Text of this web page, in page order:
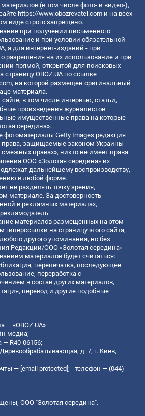
(в том числе фото- и видео-),
https://www.obozrevatel.com и на всех
виде строго запрещено.
при получении письменного
и при условии обязательной
а для интернет-изданий - при
разрешения на их использование и при
прямой, открытой для поисковых
страницу OBOZ.UA по ссылке
, на которой размещен оригинальный
материала.
в том числе интервью, статьи,
произведения журналистов
имущественные права на которые
середина».
фотоматериалы Getty Images редакция
защищаемые законом Украины
смежных правах», никто не имеет права
ООО «Золотая середина» их
дальнейшему воспроизводству,
в любой форме.
не разделять точку зрения,
материале. За достоверность
в рекламных материалах,
материалов размещенных на этом
гиперссылки на страницу этого сайта,
другого упоминания, но без
Редакции/ООО «Золотая середина»
материалов будет считаться:
перепечатка, последующее
переработка с
в состав других материалов,
перевод и другие подобные
— «OBOZ.UA»
медиа;
R40-06156;
д. 7, г. Киев,
— [email protected] ; - телефон — (044)
ООО "Золотая середина".